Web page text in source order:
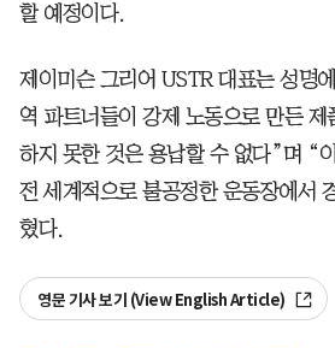
할 예정이다.
제이미슨 그리어 USTR 대표는 성명
역 파트너들이 강제 노동으로 만든 제
하지 못한 것은 용납할 수 없다”며 “
전 세계적으로 불공정한 운동장에서
혔다.
영문 기사 보기 (View English Article)